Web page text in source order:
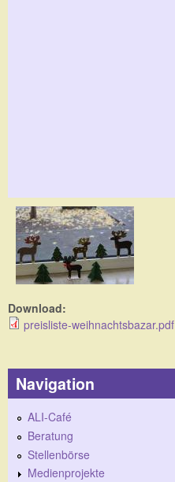
Download:
preisliste-weihnachtsbazar.pdf
Navigation
ALI-Café
Beratung
Stellenbörse
Medienprojekte